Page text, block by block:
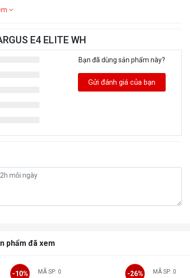
E4 ELITE WH
Bạn đã dùng sản phẩm này?
Gửi đánh giá của bạn
phẩm đã xem
-10% MÃ SP: 0 -26% MÃ SP: 0